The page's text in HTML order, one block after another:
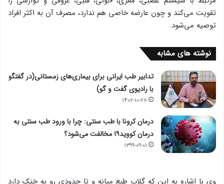
تقویت می‌کند و چون عارضه خاصی هم ندارد، مصرف آن به اکثر افراد
توصیه می‌شود.
نوشته های مشابه
تدابیر طب ایرانی برای بیماری‌های زمستانی(در گفتگو
با رادیوی گفت و گو)
۱۴۰۲-۱۰-۲۸
درمان کرونا با طب سنتی: چرا با ورود طب سنتی به
درمان کووید۱۹ مخالفت می‌شود؟
۱۳۹۹-۰۹-۰۱
وی با اشاره به این که گلاب طبع میانه و تا حدودی رو به خنک دارد